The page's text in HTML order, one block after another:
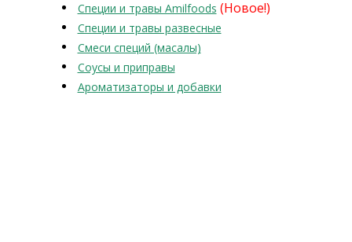
Специи и травы Amilfoods (Новое!)
Специи и травы развесные
Смеси специй (масалы)
Соусы и приправы
Ароматизаторы и добавки